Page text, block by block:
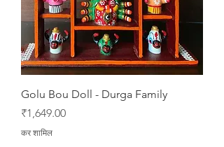
Golu Bou Doll - Durga Family
मूल्य
₹1,649.00
कर शामिल